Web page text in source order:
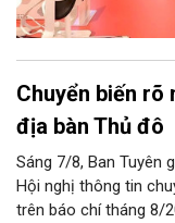
Chuyển biến rõ
địa bàn Thủ đô
Sáng 7/8, Ban Tuyên
Hội nghị thông tin
trên báo chí tháng 8/